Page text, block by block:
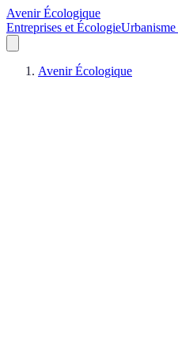
Avenir Écologique
Entreprises et Écologie
Avenir Écologique